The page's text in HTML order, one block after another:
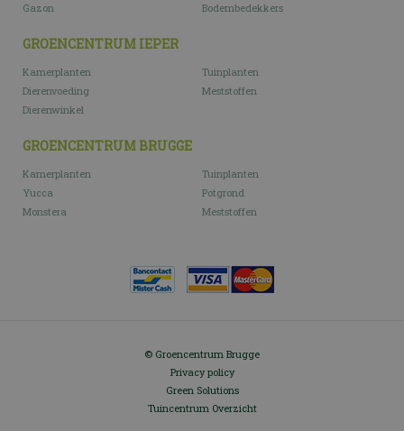
Gazon
Bodembedekkers
GROENCENTRUM IEPER
Kamerplanten
Tuinplanten
Dierenvoeding
Meststoffen
Dierenwinkel
GROENCENTRUM BRUGGE
Kamerplanten
Tuinplanten
Yucca
Potgrond
Monstera
Meststoffen
© Groencentrum Brugge
Privacy policy
Green Solutions
Tuincentrum Overzicht